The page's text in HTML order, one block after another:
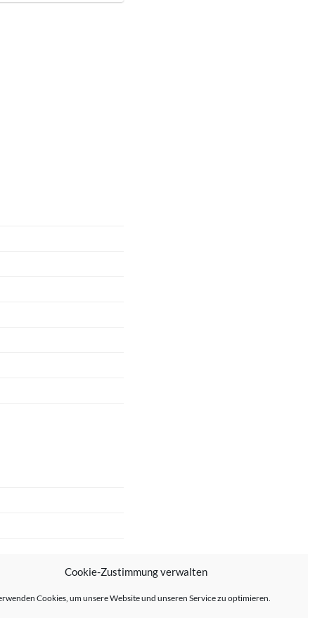
Cookie-Zustimmung verwalten
Cookies, um unsere Website und unseren Service zu optimieren.